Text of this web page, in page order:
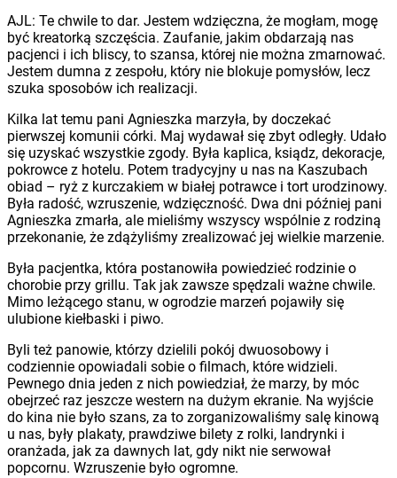
AJL: Te chwile to dar. Jestem wdzięczna, że mogłam, mogę
być kreatorką szczęścia. Zaufanie, jakim obdarzają nas
pacjenci i ich bliscy, to szansa, której nie można zmarnować.
Jestem dumna z zespołu, który nie blokuje pomysłów, lecz
szuka sposobów ich realizacji.
Kilka lat temu pani Agnieszka marzyła, by doczekać
pierwszej komunii córki. Maj wydawał się zbyt odległy. Udało
się uzyskać wszystkie zgody. Była kaplica, ksiądz, dekoracje,
pokrowce z hotelu. Potem tradycyjny u nas na Kaszubach
obiad – ryż z kurczakiem w białej potrawce i tort urodzinowy.
Była radość, wzruszenie, wdzięczność. Dwa dni później pani
Agnieszka zmarła, ale mieliśmy wszyscy wspólnie z rodziną
przekonanie, że zdążyliśmy zrealizować jej wielkie marzenie.
Była pacjentka, która postanowiła powiedzieć rodzinie o
chorobie przy grillu. Tak jak zawsze spędzali ważne chwile.
Mimo leżącego stanu, w ogrodzie marzeń pojawiły się
ulubione kiełbaski i piwo.
Byli też panowie, którzy dzielili pokój dwuosobowy i
codziennie opowiadali sobie o filmach, które widzieli.
Pewnego dnia jeden z nich powiedział, że marzy, by móc
obejrzeć raz jeszcze western na dużym ekranie. Na wyjście
do kina nie było szans, za to zorganizowaliśmy salę kinową
u nas, były plakaty, prawdziwe bilety z rolki, landrynki i
oranżada, jak za dawnych lat, gdy nikt nie serwował
popcornu. Wzruszenie było ogromne.